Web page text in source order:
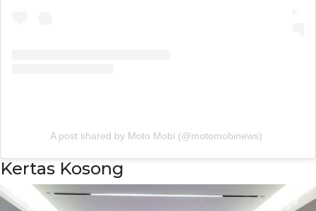
A post shared by Moto Mobi (@motomobinews)
Kertas Kosong